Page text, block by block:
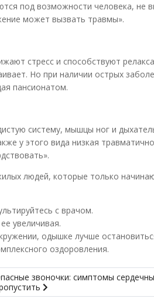
под возможности человека, не
может вызвать травмы».
стресс и способствуют
Но при наличии острых
пансионатом.
систему, мышцы ног и
у этого вида низкая
людей, которые только
с врачом.
увеличивая.
одышке лучше
оздоровления.
звоночки: симптомы